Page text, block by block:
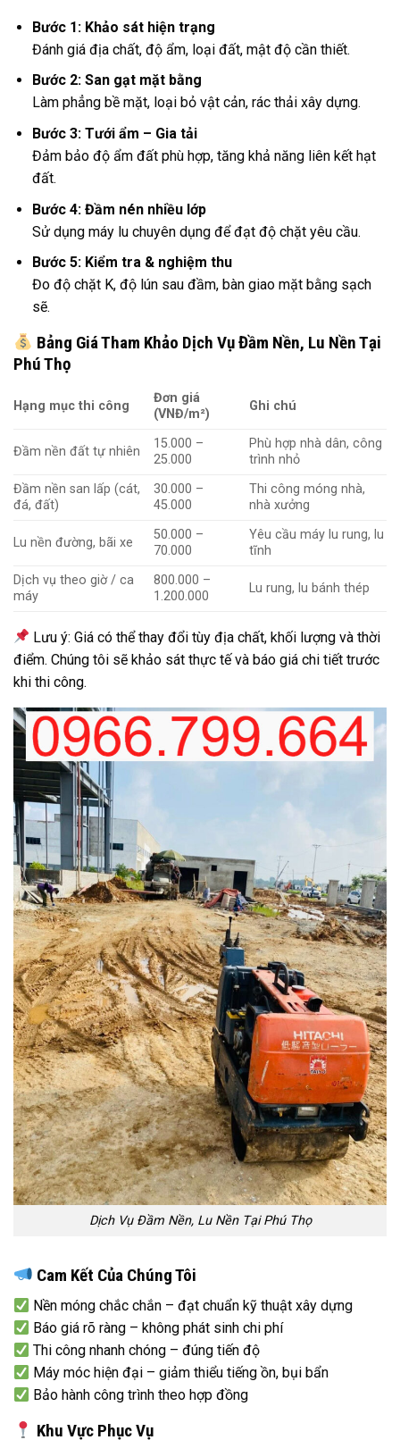
Bước 1: Khảo sát hiện trạng
Đánh giá địa chất, độ ẩm, loại đất, mật độ cần thiết.
Bước 2: San gạt mặt bằng
Làm phẳng bề mặt, loại bỏ vật cản, rác thải xây dựng.
Bước 3: Tưới ẩm – Gia tải
Đảm bảo độ ẩm đất phù hợp, tăng khả năng liên kết hạt
đất.
Bước 4: Đầm nén nhiều lớp
Sử dụng máy lu chuyên dụng để đạt độ chặt yêu cầu.
Bước 5: Kiểm tra & nghiệm thu
Đo độ chặt K, độ lún sau đầm, bàn giao mặt bằng sạch
sẽ.
Bảng Giá Tham Khảo Dịch Vụ Đầm Nền, Lu Nền Tại
Phú Thọ
Hạng mục thi công
Đơn giá
(VNĐ/m²)
Ghi chú
Đầm nền đất tự nhiên
15.000 –
25.000
Phù hợp nhà dân, công
trình nhỏ
Đầm nền san lấp (cát,
đá, đất)
30.000 –
45.000
Thi công móng nhà,
nhà xưởng
Lu nền đường, bãi xe
50.000 –
70.000
Yêu cầu máy lu rung, lu
tĩnh
Dịch vụ theo giờ / ca
máy
800.000 –
1.200.000
Lu rung, lu bánh thép
Lưu ý: Giá có thể thay đổi tùy địa chất, khối lượng và thời
điểm. Chúng tôi sẽ khảo sát thực tế và báo giá chi tiết trước
khi thi công.
Dịch Vụ Đầm Nền, Lu Nền Tại Phú Thọ
Cam Kết Của Chúng Tôi
Nền móng chắc chắn – đạt chuẩn kỹ thuật xây dựng
Báo giá rõ ràng – không phát sinh chi phí
Thi công nhanh chóng – đúng tiến độ
Máy móc hiện đại – giảm thiểu tiếng ồn, bụi bẩn
Bảo hành công trình theo hợp đồng
Khu Vực Phục Vụ